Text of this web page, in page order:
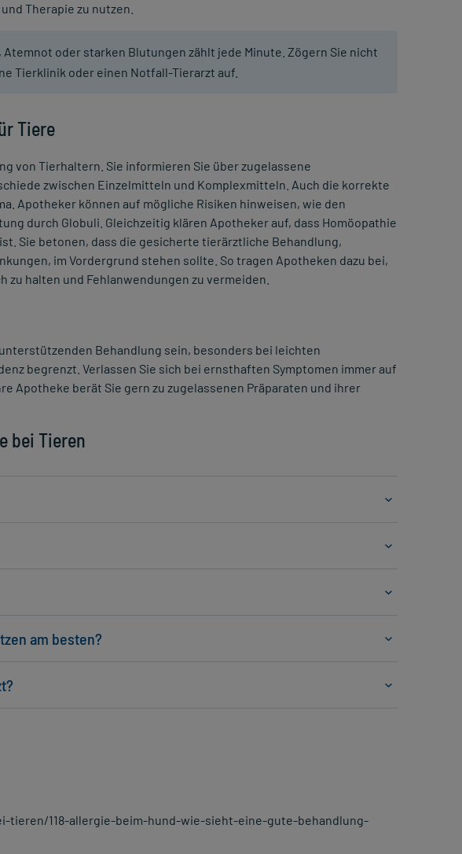
Therapie zu nutzen.
oder starken Blutungen zählt jede Minute. Zögern Sie nicht
Tierklinik oder einen Notfall-Tierarzt auf.
Tiere
von Tierhaltern. Sie informieren Sie über zugelassene
zwischen Einzelmitteln und Komplexmitteln. Auch die korrekte
Apotheker können auf mögliche Risiken hinweisen, wie den
durch Globuli. Gleichzeitig klären Apotheker auf, dass Homöopathie
ist. Sie betonen, dass die gesicherte tierärztliche Behandlung,
im Vordergrund stehen sollte. So tragen Apotheken dazu bei,
halten und Fehlanwendungen zu vermeiden.
Behandlung sein, besonders bei leichten
begrenzt. Verlassen Sie sich bei ernsthaften Symptomen immer auf
Apotheke berät Sie gern zu zugelassenen Präparaten und ihrer
bei Tieren
am besten?
118-allergie-beim-hund-wie-sieht-eine-gute-behandlung-